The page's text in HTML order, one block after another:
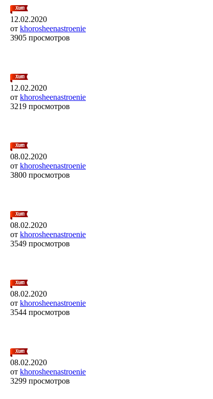
12.02.2020
от khorosheenastroenie
3905 просмотров
12.02.2020
от khorosheenastroenie
3219 просмотров
08.02.2020
от khorosheenastroenie
3800 просмотров
08.02.2020
от khorosheenastroenie
3549 просмотров
08.02.2020
от khorosheenastroenie
3544 просмотров
08.02.2020
от khorosheenastroenie
3299 просмотров